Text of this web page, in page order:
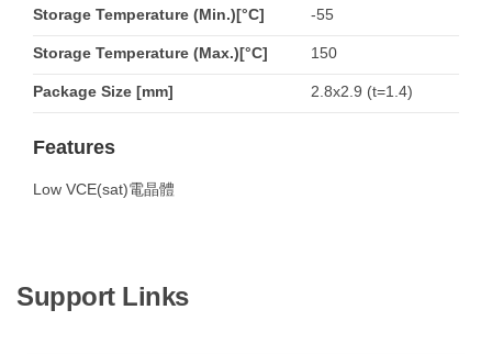
Storage Temperature (Min.)[°C] -55
Storage Temperature (Max.)[°C] 150
Package Size [mm] 2.8x2.9 (t=1.4)
Features
Low VCE(sat)電晶體
Support Links